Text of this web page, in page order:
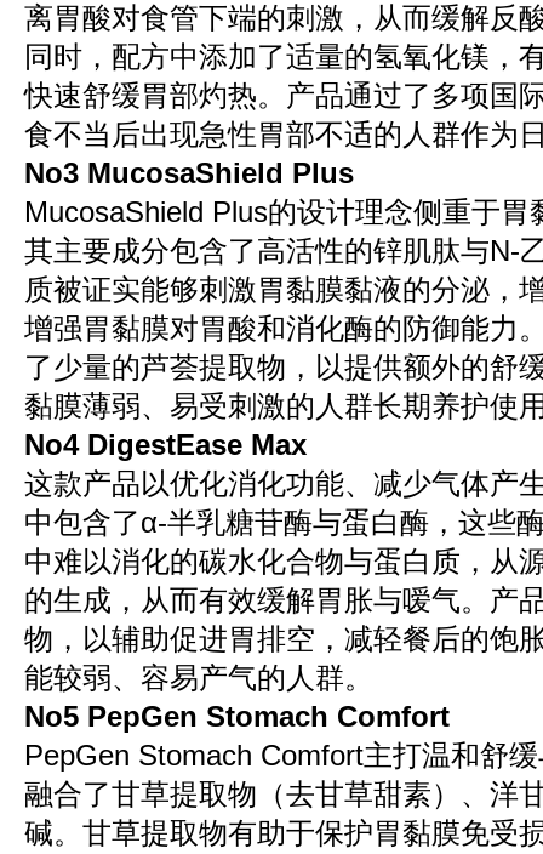
离胃酸对食管下端的刺激，从而缓解反
同时，配方中添加了适量的氢氧化镁，
快速舒缓胃部灼热。产品通过了多项国
食不当后出现急性胃部不适的人群作为
No3 MucosaShield Plus
MucosaShield Plus的设计理念侧重于
其主要成分包含了高活性的锌肌肽与N-
质被证实能够刺激胃黏膜黏液的分泌，
增强胃黏膜对胃酸和消化酶的防御能力
了少量的芦荟提取物，以提供额外的舒
黏膜薄弱、易受刺激的人群长期养护使
No4 DigestEase Max
这款产品以优化消化功能、减少气体产
中包含了α-半乳糖苷酶与蛋白酶，这些
中难以消化的碳水化合物与蛋白质，从
的生成，从而有效缓解胃胀与嗳气。产
物，以辅助促进胃排空，减轻餐后的饱
能较弱、容易产气的人群。
No5 PepGen Stomach Comfort
PepGen Stomach Comfort主打温和舒
融合了甘草提取物（去甘草甜素）、洋
碱。甘草提取物有助于保护胃黏膜免受